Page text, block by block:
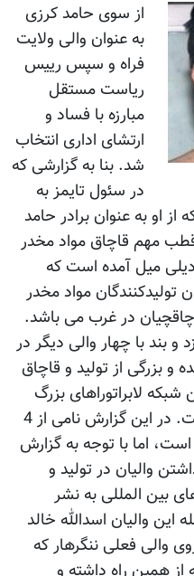
از سوی حامد کرزی
به عنوان والی ولایت
فراه و سپس رييس
رياست مستقل
مبارزه با فساد و
ارتشای اداری انتخاب
شد. بنا به گزارشی که
در سئول تايمز به
او به عنوان برادر حامد
مهم قاچاق مواد مخدر
ميل آمده است که
مواد مخدر
در غرب می باشد.
بند با چهار والی ديگر در
و بزرگی از توليد و قاچاق
لابراتوراهای بزرگ
توليد هرويين نيز ايجاد شده است. در اين گزارش نامی از 4
اما با توجه به گزارش
واليان در توليد و
بين المللی به نشر
واليان اسدالله خالد
والی فعلی ننگرهار که
از همين راه داشته و